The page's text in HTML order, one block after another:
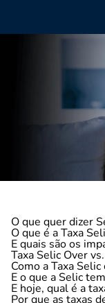
O que quer dizer
O que é a Taxa
E quais são os
Taxa Selic Over
Como a Taxa
E o que a Selic
E hoje, qual é a
Por que as taxas